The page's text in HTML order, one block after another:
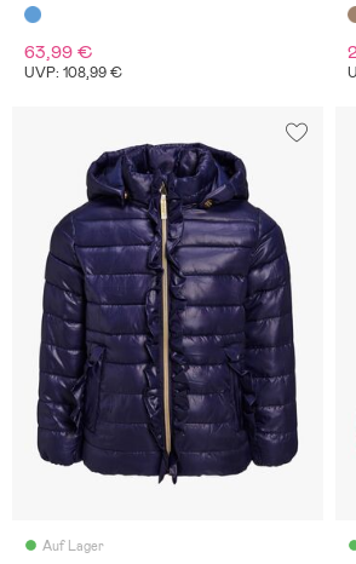
63,99 €
UVP: 108,99 €
Auf Lager